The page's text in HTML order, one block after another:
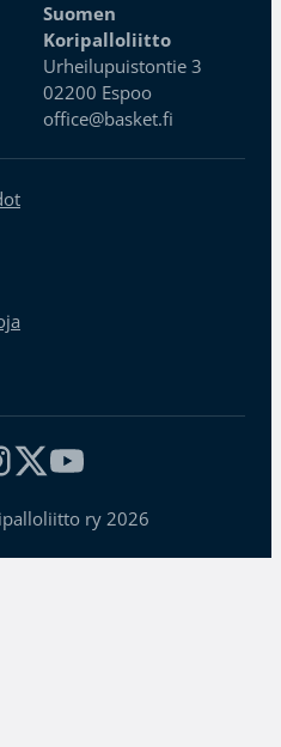
Suomen
Koripalloliitto
Urheilupuistontie 3
02200 Espoo
office@basket.fi
ry 2026